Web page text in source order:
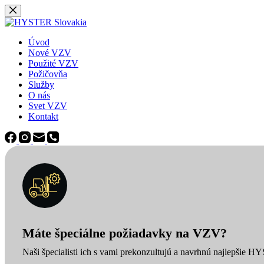
Späť
na
Úvod
Nové VZV
Použité VZV
Požičovňa
Služby
O nás
Svet VZV
Kontakt
Máte špeciálne požiadavky na VZV?
Naši špecialisti ich s vami prekonzultujú a navrhnú najlepšie